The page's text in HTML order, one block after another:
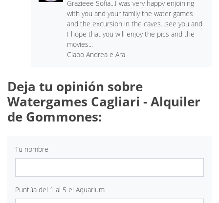
Grazieee Sofia...I was very happy enjoining
with you and your family the water games
and the excursion in the caves...see you and
I hope that you will enjoy the pics and the
movies...
Ciaoo Andrea e Ara
Deja tu opinión sobre
Watergames Cagliari - Alquiler
de Gommones:
Tu nombre
Puntúa del 1 al 5 el Aquarium